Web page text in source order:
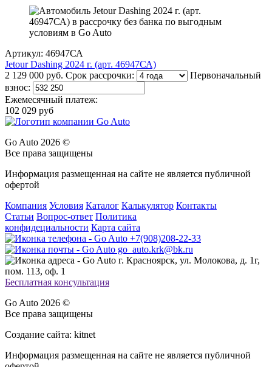
Артикул: 46947СА
Jetour Dashing 2024 г. (арт. 46947СА)
2 129 000 руб. Срок рассрочки:
Первоначальный
взнос:
Ежемесячный платеж:
102 029 руб
Go Auto 2026 ©
Все права защищены
Информация размещенная на сайте не является публичной
офертой
Компания Условия Каталог Калькулятор Контакты
Статьи Вопрос-ответ Политика
конфидециальности Карта сайта
+7(908)208-22-33
go_auto.krk@bk.ru
г. Красноярск, ул. Молокова, д. 1г,
пом. 113, оф. 1
Бесплатная консультация
Go Auto 2026 ©
Все права защищены
Создание сайта: kitnet
Информация размещенная на сайте не является публичной